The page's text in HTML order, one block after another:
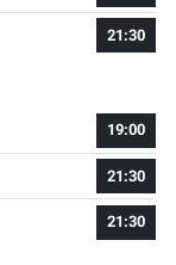
21:30
19:00
21:30
21:30